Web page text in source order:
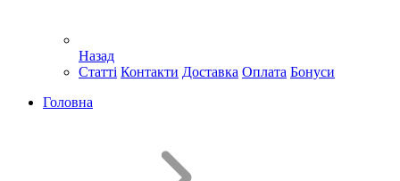
Назад
Статті Контакти Доставка Оплата Бонуси
Головна